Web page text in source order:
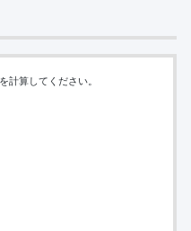
計算してください。